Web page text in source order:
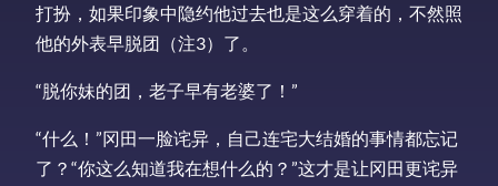
打扮，如果印象中隐约他过去也是这么穿着的，不然照
他的外表早脱团（注3）了。
“脱你妹的团，老子早有老婆了！”
“什么！”冈田一脸诧异，自己连宅大结婚的事情都忘记
了？“你这么知道我在想什么的？”这才是让冈田更诧异